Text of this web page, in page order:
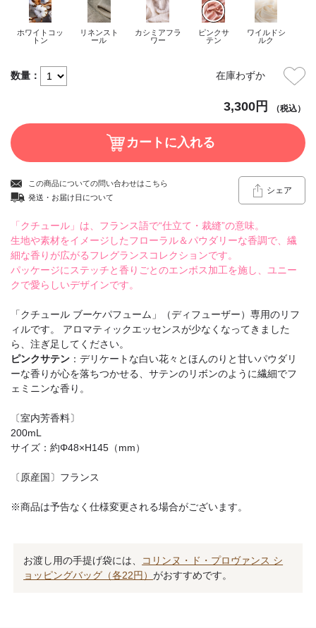
3,300円 （税込）
数量： 在庫わずか
ホワイトコッ
トン
リネンスト
ール
カシミアフラ
ワー
ピンクサ
テン
ワイルドシ
ルク
この商品についての問い合わせはこちら
発送・お届け日について
シェア
「クチュール」は、フランス語で“仕立て・裁縫”の意味。
生地や素材をイメージしたフローラル＆パウダリーな香調で、繊
細な香りが広がるフレグランスコレクションです。
パッケージにステッチと香りごとのエンボス加工を施し、ユニー
クで愛らしいデザインです。
「クチュール ブーケパフューム」（ディフューザー）専用のリフ
ィルです。 アロマティックエッセンスが少なくなってきました
ら、注ぎ足してください。
ピンクサテン：デリケートな白い花々とほんのりと甘いパウダリ
ーな香りが心を落ちつかせる、サテンのリボンのように繊細でフ
ェミニンな香り。
〔室内芳香料〕
200mL
サイズ：約Φ48×H145（mm）
〔原産国〕フランス
※商品は予告なく仕様変更される場合がございます。
お渡し用の手提げ袋には、
コリンヌ・ド・プロヴァンス シ
ョッピングバッグ（各22円）がおすすめです。